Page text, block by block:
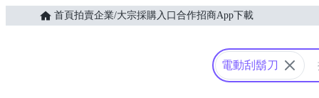
首頁拍賣企業/大宗採購入口 合作招商App下載
Yahoo購物中心
電動刮鬍刀